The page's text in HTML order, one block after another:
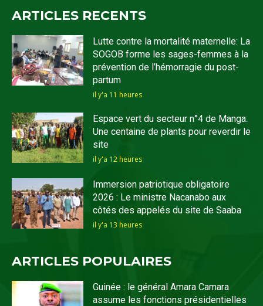
ARTICLES RECENTS
Lutte contre la mortalité maternelle: La
SOGOB forme les sages-femmes à la
prévention de l’hémorragie du post-
partum
il y'a 11 heures
Espace vert du secteur n°4 de Manga:
Une centaine de plants pour reverdir le
site
il y'a 12 heures
Immersion patriotique obligatoire
2026 : Le ministre Nacanabo aux
côtés des appelés du site de Saaba
il y'a 13 heures
ARTICLES POPULAIRES
Guinée : le général Amara Camara
assume les fonctions présidentielles